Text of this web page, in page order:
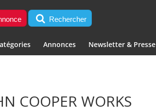
Rechercher
Annonces Newsletter & Presse
COOPER WORKS